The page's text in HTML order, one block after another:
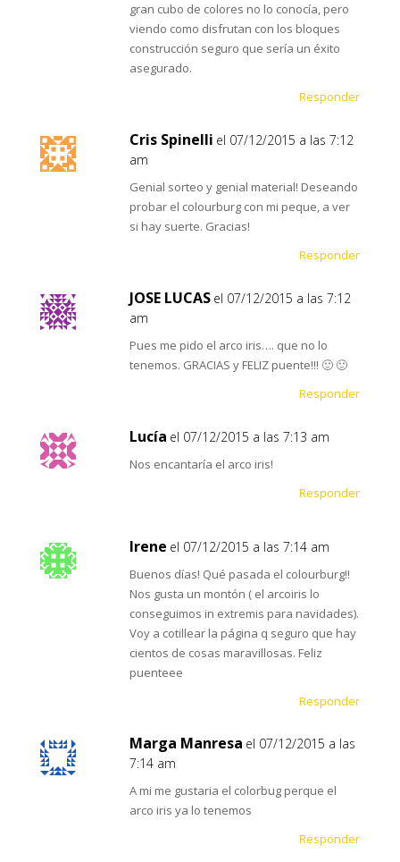
gran cubo de colores no lo conocía, pero
viendo como disfrutan con los bloques
construcción seguro que sería un éxito
asegurado.
Responder
Cris Spinelli el 07/12/2015 a las 7:12
am
Genial sorteo y genial material! Deseando
probar el colourburg con mi peque, a ver
si hay suerte. Gracias!
Responder
JOSE LUCAS el 07/12/2015 a las 7:12
am
Pues me pido el arco iris…. que no lo
tenemos. GRACIAS y FELIZ puente!!! 🙂 🙂
Responder
Lucía el 07/12/2015 a las 7:13 am
Nos encantaría el arco iris!
Responder
Irene el 07/12/2015 a las 7:14 am
Buenos días! Qué pasada el colourburg!!
Nos gusta un montón ( el arcoiris lo
conseguimos in extremis para navidades).
Voy a cotillear la página q seguro que hay
cientos de cosas maravillosas. Feliz
puenteee
Responder
Marga Manresa el 07/12/2015 a las
7:14 am
A mi me gustaria el colorbug perque el
arco iris ya lo tenemos
Responder